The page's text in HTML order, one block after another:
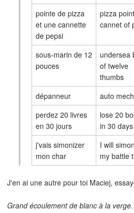
pointe de pizza
et une cannette
de pepsi
pizza
cannet of
sous-marin de 12
pouces
undersea
of twelve
thumbs
dépanneur auto
perdez 20 livres
en 30 jours
lose 20
in 30 days
j'vais simonizer
mon char
I will
my battle
J'en ai une autre pour toi Maciej,
Grand écoulement de blanc à la verge.